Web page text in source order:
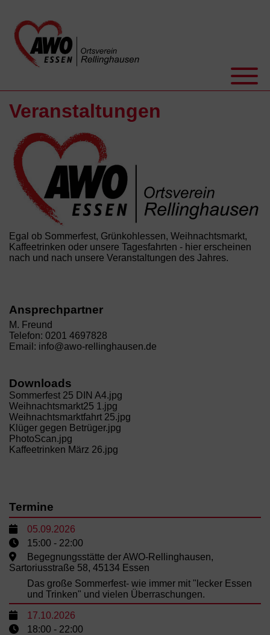
Veranstaltungen
Egal ob Sommerfest, Grünkohlessen, Weihnachtsmarkt,
Kaffeetrinken oder unsere Tagesfahrten - hier erscheinen
nach und nach unsere Veranstaltungen des Jahres.
Ansprechpartner
M. Freund
Telefon: 0201 4697828
Email: info@awo-rellinghausen.de
Downloads
Sommerfest 25 DIN A4.jpg
Weihnachtsmarkt25 1.jpg
Weihnachtsmarktfahrt 25.jpg
Klüger gegen Betrüger.jpg
PhotoScan.jpg
Kaffeetrinken März 26.jpg
Termine
05.09.2026
15:00 - 22:00
Begegnungsstätte der AWO-Rellinghausen,
Sartoriusstraße 58, 45134 Essen
Das große Sommerfest- wie immer mit "lecker Essen
und Trinken" und vielen Überraschungen.
17.10.2026
18:00 - 22:00